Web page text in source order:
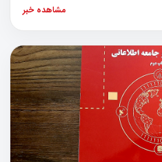
مشاهده خبر